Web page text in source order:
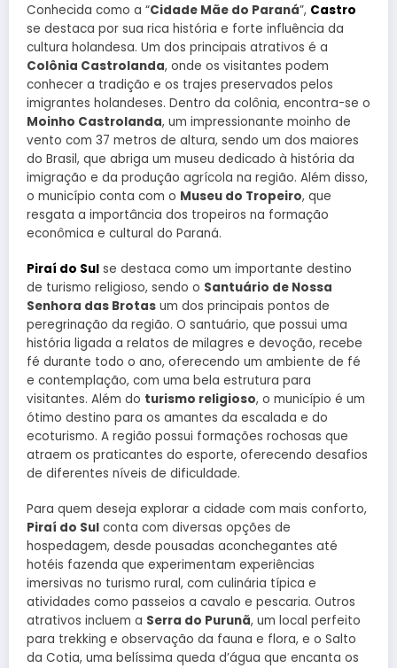
Conhecida como a “Cidade Mãe do Paraná”, Castro
se destaca por sua rica história e forte influência da
cultura holandesa. Um dos principais atrativos é a
Colônia Castrolanda, onde os visitantes podem
conhecer a tradição e os trajes preservados pelos
imigrantes holandeses. Dentro da colônia, encontra-se o
Moinho Castrolanda, um impressionante moinho de
vento com 37 metros de altura, sendo um dos maiores
do Brasil, que abriga um museu dedicado à história da
imigração e da produção agrícola na região. Além disso,
o município conta com o Museu do Tropeiro, que
resgata a importância dos tropeiros na formação
econômica e cultural do Paraná.
Piraí do Sul se destaca como um importante destino
de turismo religioso, sendo o Santuário de Nossa
Senhora das Brotas um dos principais pontos de
peregrinação da região. O santuário, que possui uma
história ligada a relatos de milagres e devoção, recebe
fé durante todo o ano, oferecendo um ambiente de fé
e contemplação, com uma bela estrutura para
visitantes. Além do turismo religioso, o município é um
ótimo destino para os amantes da escalada e do
ecoturismo. A região possui formações rochosas que
atraem os praticantes do esporte, oferecendo desafios
de diferentes níveis de dificuldade.
Para quem deseja explorar a cidade com mais conforto,
Piraí do Sul conta com diversas opções de
hospedagem, desde pousadas aconchegantes até
hotéis fazenda que experimentam experiências
imersivas no turismo rural, com culinária típica e
atividades como passeios a cavalo e pescaria. Outros
atrativos incluem a Serra do Purunã, um local perfeito
para trekking e observação da fauna e flora, e o Salto
da Cotia, uma belíssima queda d’água que encanta os